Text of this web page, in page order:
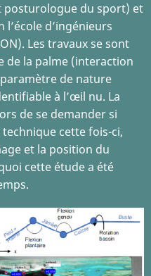
posturologue du sport) et
l’école d’ingénieurs
Les travaux se sont
de la palme (interaction
de nature
à l’œil nu. La
de se demander si
cette fois-ci,
et la position du
cette étude a été